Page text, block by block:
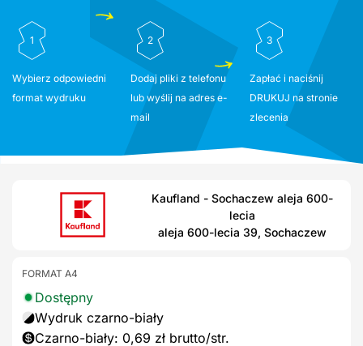
1
Wybierz odpowiedni
format wydruku
2
Dodaj pliki z telefonu
lub wyślij na adres e-
mail
3
Zapłać i naciśnij
DRUKUJ na stronie
zlecenia
Kaufland - Sochaczew aleja 600-
lecia
aleja 600-lecia 39, Sochaczew
FORMAT A4
Dostępny
Wydruk czarno-biały
Czarno-biały: 0,69 zł brutto/str.